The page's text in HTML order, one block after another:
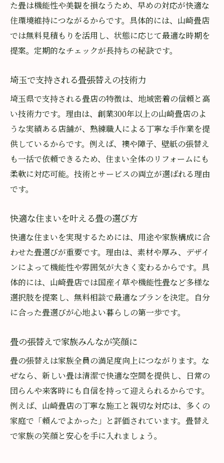
た畳は機能性や美観を損なうため、早めの対応が快適な
住環境維持につながるからです。具体的には、山崎畳店
では無料見積もりを活用し、状態に応じて最適な時期を
提案。定期的なチェックが長持ちの秘訣です。
埼玉で支持される畳張替えの技術力
埼玉県で支持される畳店の特徴は、地域密着の信頼と高
い技術力です。理由は、創業300年以上の山崎畳店のよ
うな実績ある店舗が、熟練職人による丁寧な手作業を提
供しているからです。例えば、襖や障子、壁紙の張替え
も一括で依頼できるため、住まい全体のリフォームにも
柔軟に対応可能。技術とサービスの両立が選ばれる理由
です。
快適な住まいを叶える畳の選び方
快適な住まいを実現するためには、用途や家族構成に合
わせた畳選びが重要です。理由は、素材や厚み、デザイ
ンによって機能性や雰囲気が大きく変わるからです。具
体的には、山崎畳店では国産イ草や機能性畳など多様な
選択肢を提案し、無料相談で最適なプランを決定。自分
に合った畳選びが心地よい暮らしの第一歩です。
畳の張替えで家族みんなが笑顔に
畳の張替えは家族全員の満足度向上につながります。な
ぜなら、新しい畳は清潔で快適な空間を提供し、日常の
団らんや来客時にも自信を持って迎えられるからです。
例えば、山崎畳店の丁寧な施工と親切な対応は、多くの
家庭で「頼んでよかった」と評価されています。畳替え
で家族の笑顔と安心を手に入れましょう。